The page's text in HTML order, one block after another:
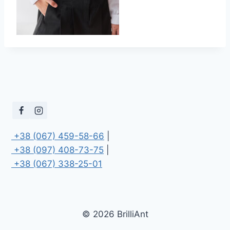
+38 (067) 459-58-66
+38 (097) 408-73-75
+38 (067) 338-25-01
© 2026 BrilliAnt